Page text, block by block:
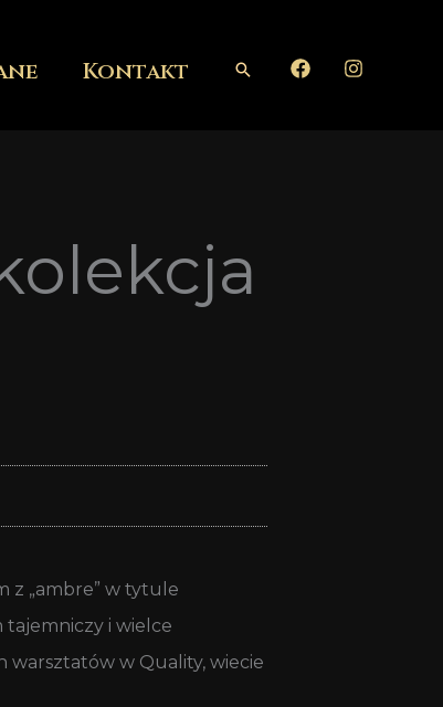
Kontakt Szukaj
z „ambre” w tytule
tajemniczy i wielce
warsztatów w Quality, wiecie